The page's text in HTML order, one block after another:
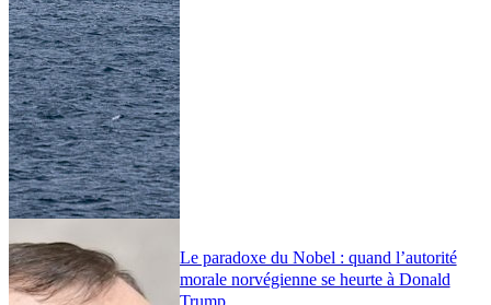
Le paradoxe du Nobel : quand l’autorité
morale norvégienne se heurte à Donald